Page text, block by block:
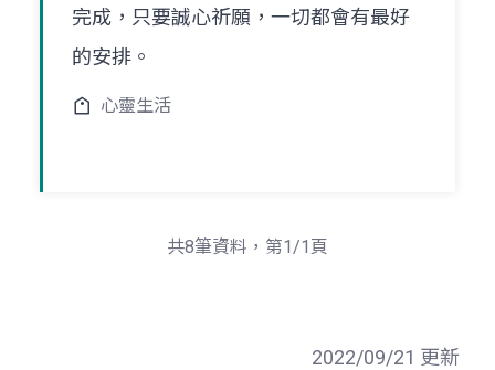
完成，只要誠心祈願，一切都會有最好
的安排。
心靈生活
共8筆資料，第1/1頁
2022/09/21 更新